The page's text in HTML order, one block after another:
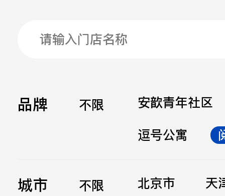
品牌 不限
安歆青年社区
逗号公寓
城市 不限 北京市
天
留言
立即提交